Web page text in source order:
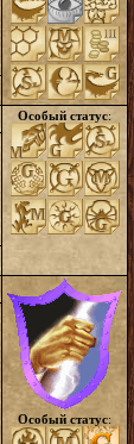
Особый статус:
Особый статус: